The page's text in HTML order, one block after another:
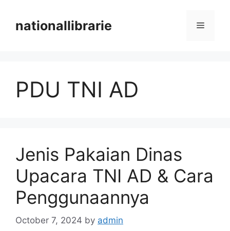
contentnationallibrarie Menu
PDU TNI AD
Jenis Pakaian Dinas
Upacara TNI AD & Cara
Penggunaannya
October 7, 2024 by admin